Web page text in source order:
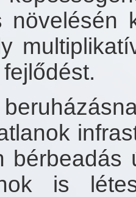
növelésén
is